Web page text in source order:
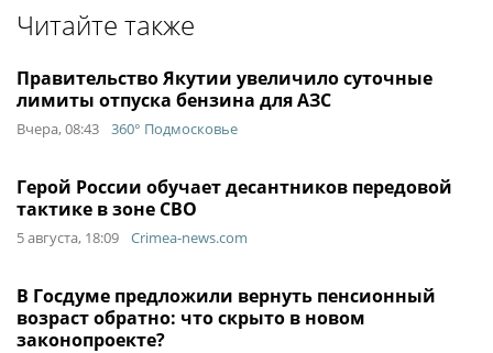
Читайте также
Правительство Якутии увеличило суточные
лимиты отпуска бензина для АЗС
Вчера, 08:43 360° Подмосковье
Герой России обучает десантников передовой
тактике в зоне СВО
5 августа, 18:09 Crimea-news.com
В Госдуме предложили вернуть пенсионный
возраст обратно: что скрыто в новом
законопроекте?